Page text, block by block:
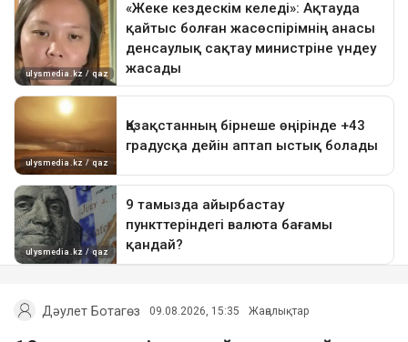
Дәулет Ботагөз 09.08.2026, 15:35 Жаңалықтар